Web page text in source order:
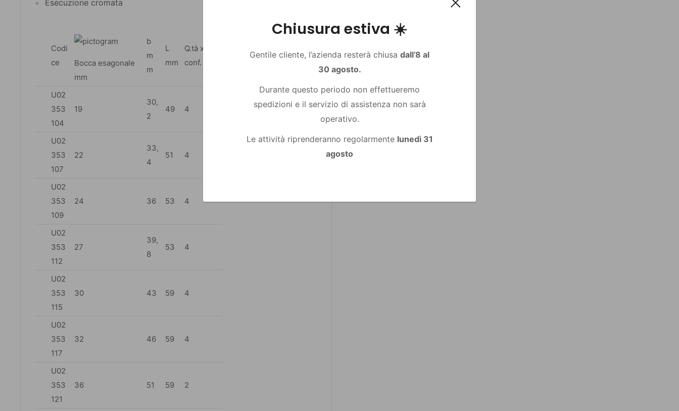
Chiusura estiva ☀️
Gentile cliente, l’azienda resterà chiusa dall’8 al
30 agosto.
Durante questo periodo non effettueremo
spedizioni e il servizio di assistenza non sarà
operativo.
Le attività riprenderanno regolarmente lunedì 31
agosto
Esecuzione cromata
Codi
ce
Bocca esagonale
mm
b
m
m
L
mm
Q.tà x
conf.
U02
353
104
19
30,
2
49 4
U02
353
107
22
33,
4
51 4
U02
353
109
24 36 53 4
U02
353
112
27
39,
8
53 4
U02
353
115
30 43 59 4
U02
353
117
32 46 59 4
U02
353
121
36 51 59 2